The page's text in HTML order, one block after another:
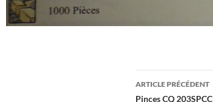
Navigation
ARTICLE PRÉCÉDENT
Pinces CQ 203SPCC